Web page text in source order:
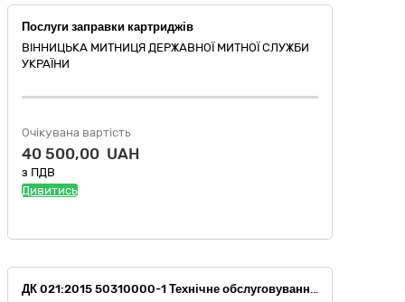
Послуги заправки картриджів
ВІННИЦЬКА МИТНИЦЯ ДЕРЖАВНОЇ МИТНОЇ СЛУЖБИ
УКРАЇНИ
Очікувана вартість
40 500,00 UAH
з ПДВ
Дивитись
ДК 021:2015 50310000-1 Технічне обслуговування і ремонт офісної техніки (Поточний ремонт копіювально-розмножувальної техніки та блоків управління живленням)